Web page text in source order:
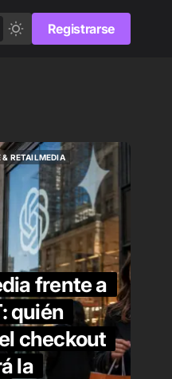
Registrarse
Registrarse
& RETAILMEDIA
& RETAILMEDIA
frente a
quién
checkout
la